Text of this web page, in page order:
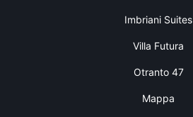
Imbriani Suites
Villa Futura
Otranto 47
Mappa